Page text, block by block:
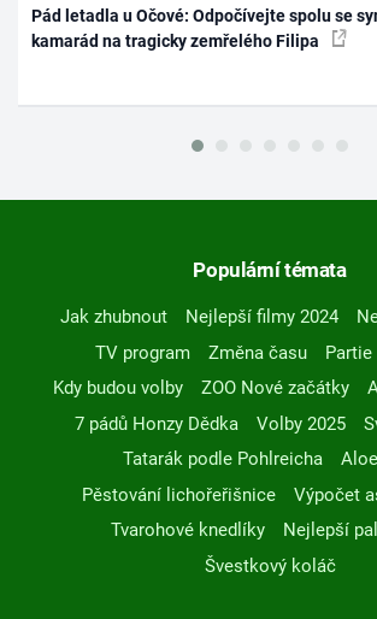
Pád letadla u Očové: Odpočívejte spolu se
kamarád na tragicky zemřelého Filipa
Populární témata
Jak zhubnout Nejlepší filmy 2024
TV program
Změna času Partie
Kdy budou volby
ZOO Nové začátky
7 pádů Honzy Dědka
Volby 2025
Tatarák podle Pohlreicha
Pěstování lichořeřišnice
Výpočet
Tvarohové knedlíky
Nejlepší
Švestkový koláč